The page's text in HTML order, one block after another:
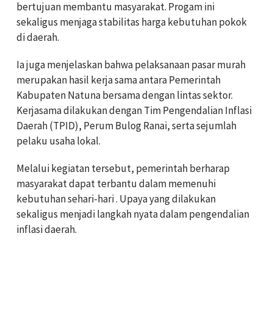
bertujuan membantu masyarakat. Progam ini
sekaligus menjaga stabilitas harga kebutuhan pokok
di daerah.
Ia juga menjelaskan bahwa pelaksanaan pasar murah
merupakan hasil kerja sama antara Pemerintah
Kabupaten Natuna bersama dengan lintas sektor.
Kerjasama dilakukan dengan Tim Pengendalian Inflasi
Daerah (TPID), Perum BulogRanai, serta sejumlah
pelaku usaha lokal.
Melalui kegiatan tersebut, pemerintah berharap
masyarakat dapat terbantu dalam memenuhi
kebutuhan sehari-hari . Upaya yang dilakukan
sekaligus menjadi langkah nyata dalam pengendalian
inflasi daerah.